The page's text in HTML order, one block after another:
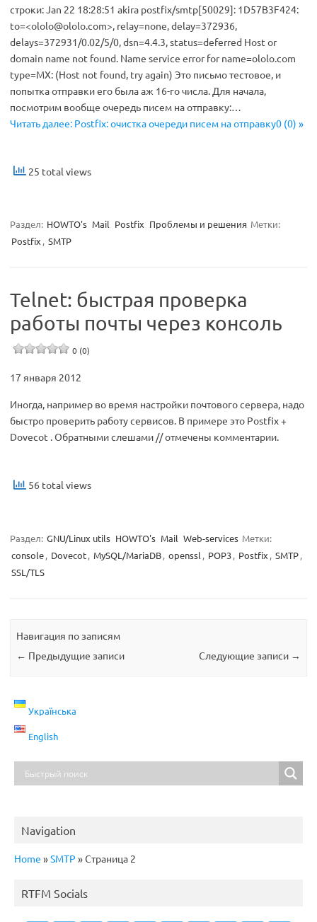
строки: Jan 22 18:28:51 akira postfix/smtp[50029]: 1D57B3F424:
to=<ololo@ololo.com>, relay=none, delay=372936,
delays=372931/0.02/5/0, dsn=4.4.3, status=deferred Host or
domain name not found. Name service error for name=ololo.com
type=MX: (Host not found, try again) Это письмо тестовое, и
попытка отправки его была аж 16-го числа. Для начала,
посмотрим вообще очередь писем на отправку:…
Читать далее: Postfix: очистка очереди писем на отправку0 (0) »
25 total views
Раздел: HOWTO's Mail Postfix Проблемы и решения Метки:
Postfix , SMTP
Telnet: быстрая проверка
работы почты через консоль
0 (0)
17 января 2012
Иногда, например во время настройки почтового сервера, надо
быстро проверить работу сервисов. В примере это Postfix +
Dovecot . Обратными слешами // отмечены комментарии.
56 total views
Раздел: GNU/Linux utils HOWTO's Mail Web-services Метки:
console, Dovecot, MySQL/MariaDB, openssl , POP3, Postfix , SMTP,
SSL/TLS
Навигация по записям
← Предыдущие записи Следующие записи →
Українська
English
Navigation
Home »SMTP »Страница 2
RTFM Socials